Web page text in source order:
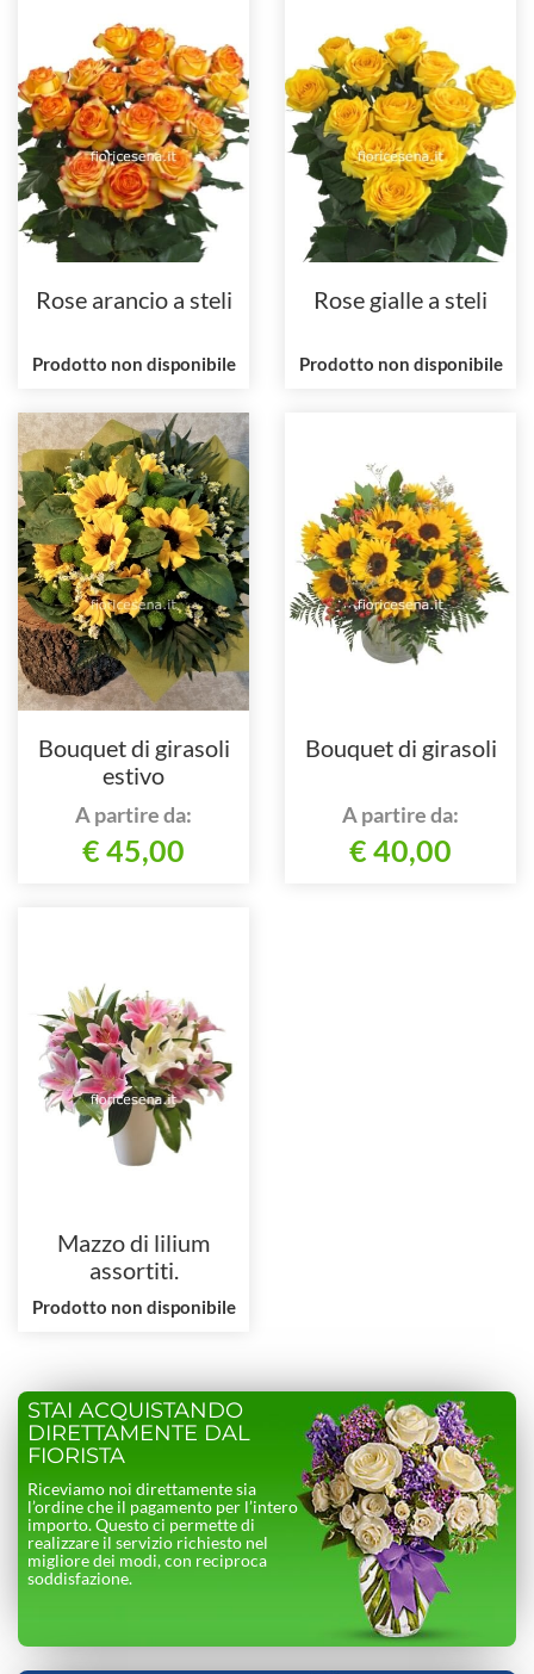
Rose arancio a steli
Prodotto non disponibile
Rose gialle a steli
Prodotto non disponibile
Bouquet di girasoli
estivo
A partire da:
€ 45,00
Bouquet di girasoli
A partire da:
€ 40,00
Mazzo di lilium
assortiti.
Prodotto non disponibile
STAI ACQUISTANDO
DIRETTAMENTE DAL
FIORISTA
Riceviamo noi direttamente sia
l’ordine che il pagamento per l’intero
importo. Questo ci permette di
realizzare il servizio richiesto nel
migliore dei modi, con reciproca
soddisfazione.